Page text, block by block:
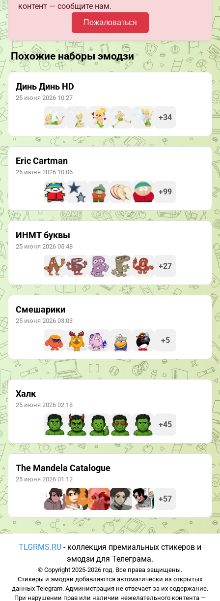
контент — сообщите нам.
Пожаловаться
Похожие наборы эмодзи
Динь Динь HD
25 июня 2026 10:27
+34
Eric Cartman
25 июня 2026 10:06
+99
ИНМТ буквы
25 июня 2026 05:48
+27
Смешарики
25 июня 2026 03:03
+5
Халк
25 июня 2026 02:18
+45
The Mandela Catalogue
25 июня 2026 01:12
+57
TLGRMS.RU - коллекция премиальных стикеров и
эмодзи для Телеграма.
© Copyright 2025-2026 год. Все права защищены.
Стикеры и эмодзи добавляются автоматически из открытых
данных Telegram. Администрация не отвечает за их содержание.
При нарушении прав или наличии нежелательного контента —